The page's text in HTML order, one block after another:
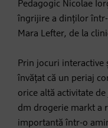
Pedagogic Nicolae
îngrijire a dinților
Mara Lefter, de la
Prin jocuri interactive
învățat că un periaj
orice altă activitate
dm drogerie markt a
importantă într-o